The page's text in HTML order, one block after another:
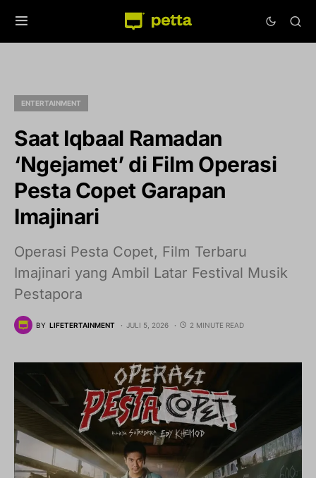
ENTERTAINMENT
Saat Iqbaal Ramadan
‘Ngejamet’ di Film Operasi
Pesta Copet Garapan
Imajinari
Operasi Pesta Copet, Film Terbaru
Imajinari yang Ambil Latar Festival Musik
Pestapora
BY LIFETERTAINMENT JULI 5, 2026 2 MINUTE READ